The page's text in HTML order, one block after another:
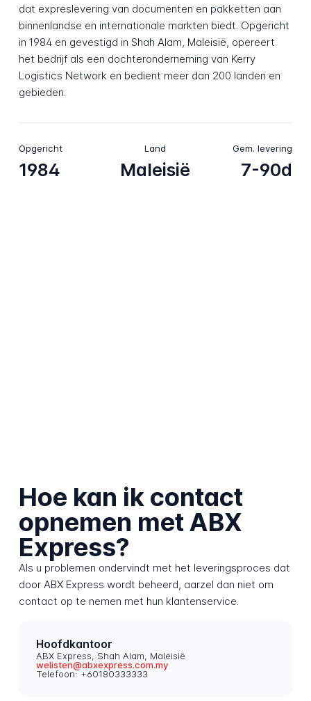
dat expreslevering van documenten en pakketten aan
binnenlandse en internationale markten biedt. Opgericht
in 1984 en gevestigd in Shah Alam, Maleisië, opereert
het bedrijf als een dochteronderneming van Kerry
Logistics Network en bedient meer dan 200 landen en
gebieden.
Opgericht
1984
Land
Maleisië
Gem. levering
7-90d
Hoe kan ik contact
opnemen met ABX
Express?
Als u problemen ondervindt met het leveringsproces dat
door ABX Express wordt beheerd, aarzel dan niet om
contact op te nemen met hun klantenservice.
Hoofdkantoor
ABX Express, Shah Alam, Maleisië
welisten@abxexpress.com.my
Telefoon: +60180333333